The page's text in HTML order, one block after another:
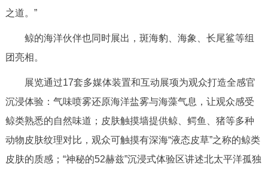
ESPAÑOL
回到顶部
之道。”
鲸的海洋伙伴也同时展出，斑海豹、海象、长尾鲨等组
团亮相。
展览通过17套多媒体装置和互动展项为观众打造全感官
沉浸体验：气味喷雾还原海洋盐雾与海藻气息，让观众感受
鲸类熟悉的自然味道；皮肤触摸墙提供鲸、鳄鱼、猪等多种
动物皮肤纹理对比，观众可触摸有深海“液态皮草”之称的鲸类
皮肤的质感；“神秘的52赫兹”沉浸式体验区讲述北太平洋孤独